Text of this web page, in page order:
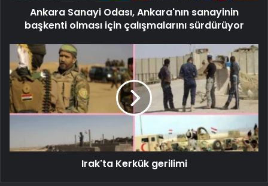
Ankara Sanayi Odası, Ankara'nın sanayinin
başkenti olması için çalışmalarını sürdürüyor
Irak'ta Kerkük gerilimi